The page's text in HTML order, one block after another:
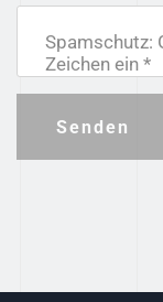
Spamschutz:
Zeichen ein *
Senden